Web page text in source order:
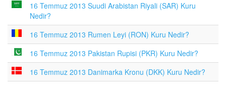
16 Temmuz 2013 Suudi Arabistan Riyali (SAR) Kuru
Nedir?
16 Temmuz 2013 Rumen Leyi (RON) Kuru Nedir?
16 Temmuz 2013 Pakistan Rupisi (PKR) Kuru Nedir?
16 Temmuz 2013 Danimarka Kronu (DKK) Kuru Nedir?